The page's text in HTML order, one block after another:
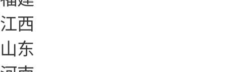
江西
山东